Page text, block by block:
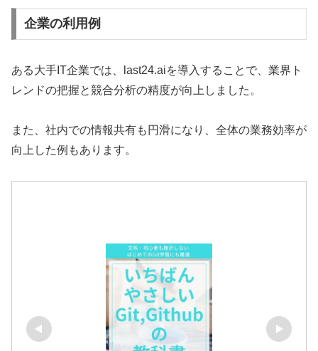
企業の利用例
ある大手IT企業では、last24.aiを導入することで、業界ト
レンドの把握と競合分析の精度が向上しました。
また、社内での情報共有も円滑になり、全体の業務効率が
向上した例もあります。